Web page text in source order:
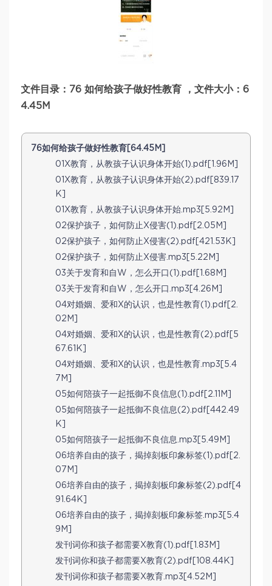
文件目录：76 如何给孩子做好性教育 ，文件大小：6
4.45M
76如何给孩子做好性教育[64.45M]
01X教育，从教孩子认识身体开始(1).pdf[1.96M]
01X教育，从教孩子认识身体开始(2).pdf[839.17
K]
01X教育，从教孩子认识身体开始.mp3[5.92M]
02保护孩子，如何防止X侵害(1).pdf[2.05M]
02保护孩子，如何防止X侵害(2).pdf[421.53K]
02保护孩子，如何防止X侵害.mp3[5.22M]
03关于发育和自W，怎么开口(1).pdf[1.68M]
03关于发育和自W，怎么开口.mp3[4.26M]
04对婚姻、爱和X的认识，也是性教育(1).pdf[2.
02M]
04对婚姻、爱和X的认识，也是性教育(2).pdf[5
67.61K]
04对婚姻、爱和X的认识，也是性教育.mp3[5.4
7M]
05如何陪孩子一起抵御不良信息(1).pdf[2.11M]
05如何陪孩子一起抵御不良信息(2).pdf[442.49
K]
05如何陪孩子一起抵御不良信息.mp3[5.49M]
06培养自由的孩子，揭掉刻板印象标签(1).pdf[2.
07M]
06培养自由的孩子，揭掉刻板印象标签(2).pdf[4
91.64K]
06培养自由的孩子，揭掉刻板印象标签.mp3[5.4
9M]
发刊词你和孩子都需要X教育(1).pdf[1.83M]
发刊词你和孩子都需要X教育(2).pdf[108.44K]
发刊词你和孩子都需要X教育.mp3[4.52M]